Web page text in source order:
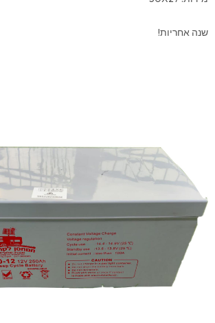
שנה אחריות!